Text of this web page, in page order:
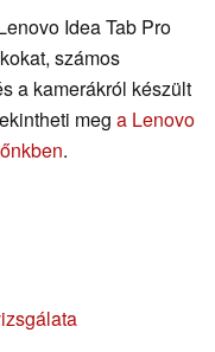
Idea Tab Pro
számos
a kamerákról készült
meg a Lenovo
.